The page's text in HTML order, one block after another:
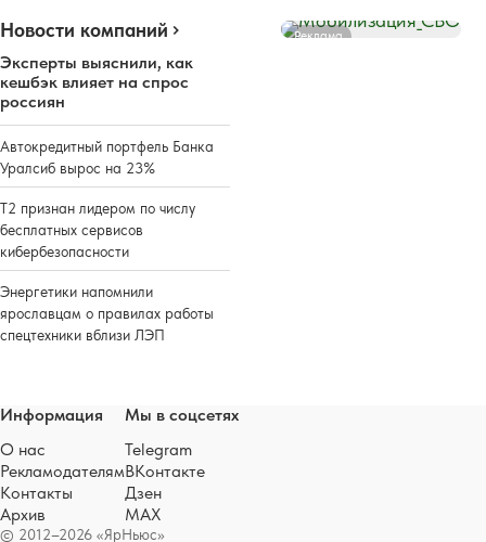
Новости компаний
Эксперты выяснили, как
кешбэк влияет на спрос
россиян
Автокредитный портфель Банка
Уралсиб вырос на 23%
Т2 признан лидером по числу
бесплатных сервисов
кибербезопасности
Энергетики напомнили
ярославцам о правилах работы
спецтехники вблизи ЛЭП
Реклама
© 2012–2026 «ЯрНьюс»
Информация
О нас
Рекламодателям
Контакты
Архив
Мы в соцсетях
Telegram
ВКонтакте
Дзен
MAX